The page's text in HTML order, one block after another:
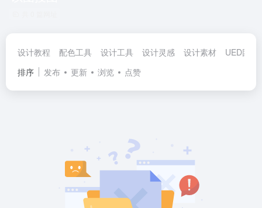
设计教程 配色工具 设计工具 设计灵感 设计素材
UED团队
排序
发布 更新 浏览 点赞